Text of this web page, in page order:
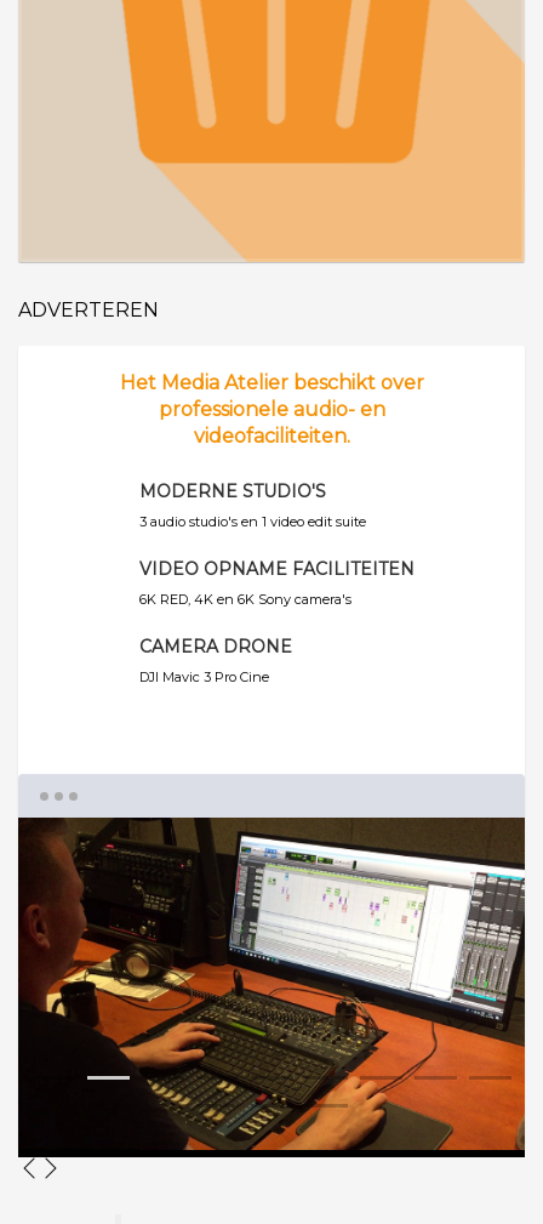
ADVERTEREN
Het Media Atelier beschikt over
professionele audio- en
videofaciliteiten.
MODERNE STUDIO'S
3 audio studio's en 1 video edit suite
VIDEO OPNAME FACILITEITEN
6K RED, 4K en 6K Sony camera's
CAMERA DRONE
DJI Mavic 3 Pro Cine
1 2 3 4 5 6 7
8
10
11 12